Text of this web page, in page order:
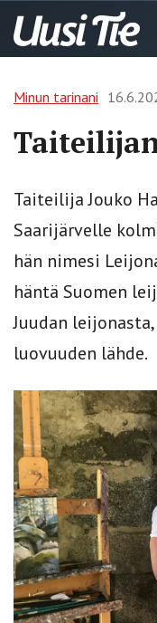
Minun tarinani
Taiteilija Jouko
Saarijärvelle
hän nimesi
häntä Suomen
Juudan
luovuuden lähde.